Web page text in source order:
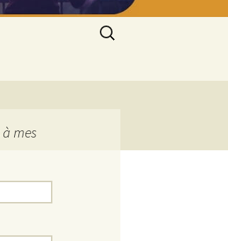
Rechercher :
mes